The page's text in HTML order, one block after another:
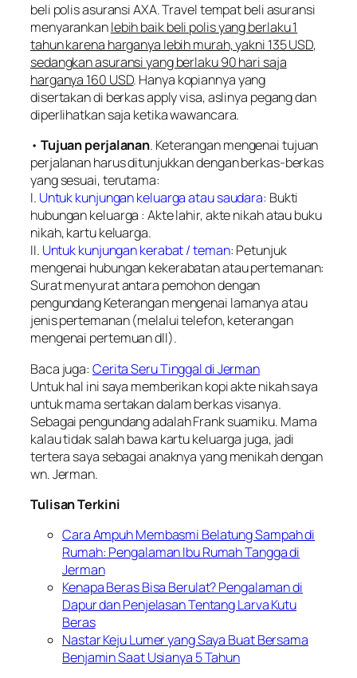
beli polis asuransi AXA. Travel tempat beli asuransi
menyarankanlebih baik beli polis yang berlaku 1
tahun karena harganya lebih murah, yakni 135 USD,
sedangkan asuransi yang berlaku 90 hari saja
harganya 160 USD. Hanya kopiannya yang
disertakan di berkas apply visa, aslinya pegang dan
diperlihatkan saja ketika wawancara.
• Tujuan perjalanan. Keterangan mengenai tujuan
perjalanan harus ditunjukkan dengan berkas-berkas
yang sesuai, terutama:
I. Untuk kunjungan keluarga atau saudara: Bukti
hubungan keluarga : Akte lahir, akte nikah atau buku
nikah, kartu keluarga.
II. Untuk kunjungan kerabat / teman: Petunjuk
mengenai hubungan kekerabatan atau pertemanan:
Surat menyurat antara pemohon dengan
pengundang Keterangan mengenai lamanya atau
jenis pertemanan (melalui telefon, keterangan
mengenai pertemuan dll).
Baca juga: Cerita Seru Tinggal di Jerman
Untuk hal ini saya memberikan kopi akte nikah saya
untuk mama sertakan dalam berkas visanya.
Sebagai pengundang adalah Frank suamiku. Mama
kalau tidak salah bawa kartu keluarga juga, jadi
tertera saya sebagai anaknya yang menikah dengan
wn. Jerman.
Tulisan Terkini
Cara Ampuh Membasmi Belatung Sampah di
Rumah: Pengalaman Ibu Rumah Tangga di
Jerman
Kenapa Beras Bisa Berulat? Pengalaman di
Dapur dan Penjelasan Tentang Larva Kutu
Beras
Nastar Keju Lumer yang Saya Buat Bersama
Benjamin Saat Usianya 5 Tahun